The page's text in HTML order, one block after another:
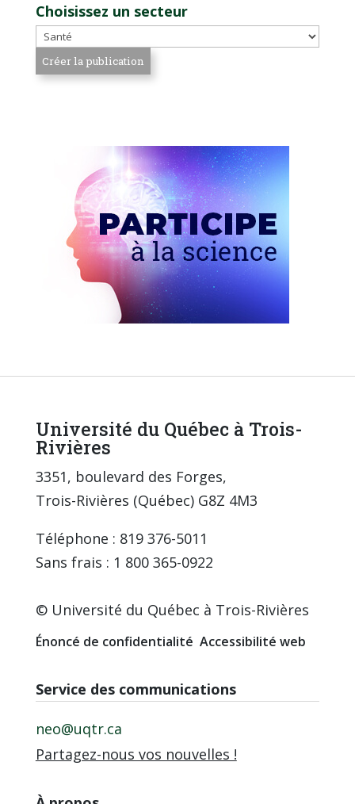
Choisissez un secteur
Université du Québec à Trois-
Rivières
3351, boulevard des Forges,
Trois-Rivières (Québec) G8Z 4M3
Téléphone : 819 376-5011
Sans frais : 1 800 365-0922
© Université du Québec à Trois-Rivières
Énoncé de confidentialité Accessibilité web
Service des communications
neo@uqtr.ca
Partagez-nous vos nouvelles !